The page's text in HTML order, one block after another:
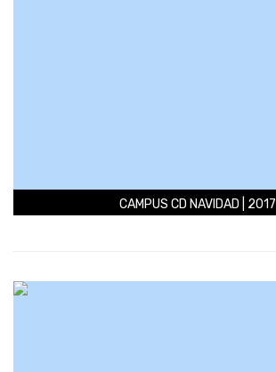
CAMPUS CD NAVIDAD | 2017